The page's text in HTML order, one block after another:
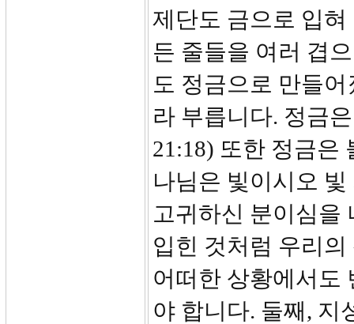
제단도 금으로 입
든 줄들을 여러 겹
도 정금으로 만들
라 부릅니다. 정금
21:18) 또한 정금은
나님은 빛이시오
고귀하신 분이심을
입힌 것처럼 우리
어떠한 상황에서도
야 합니다. 둘째, 지